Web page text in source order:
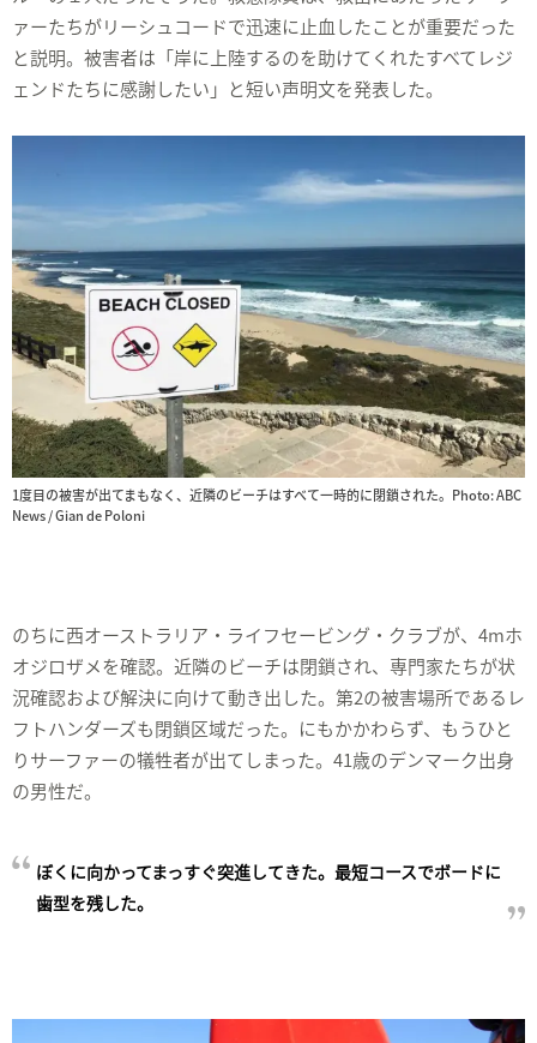
ァーたちがリーシュコードで迅速に止血したことが重要だった
と説明。被害者は「岸に上陸するのを助けてくれたすべてレジ
ェンドたちに感謝したい」と短い声明文を発表した。
1度目の被害が出てまもなく、近隣のビーチはすべて一時的に閉鎖された。Photo: ABC
News / Gian de Poloni
のちに西オーストラリア・ライフセービング・クラブが、4mホ
オジロザメを確認。近隣のビーチは閉鎖され、専門家たちが状
況確認および解決に向けて動き出した。第2の被害場所であるレ
フトハンダーズも閉鎖区域だった。にもかかわらず、もうひと
りサーファーの犠牲者が出てしまった。41歳のデンマーク出身
の男性だ。
ぼくに向かってまっすぐ突進してきた。最短コースでボードに
歯型を残した。